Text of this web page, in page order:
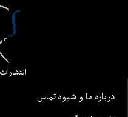
درباره ما و شیوه تماس